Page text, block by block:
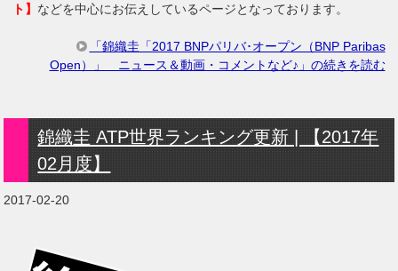
ト】 などを中心にお伝えしているページとなっております。
「錦織圭「2017 BNPパリバ･オープン（BNP Paribas
Open）」 ニュース＆動画・コメントなど♪」の続きを読む
錦織圭 ATP世界ランキング更新 | 【2017年
02月度】
2017-02-20